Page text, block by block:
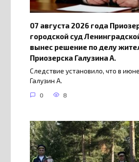
07 августа 2026 года
городской суд
вынес решение по делу
Приозерска Галузина А.
Следствие установило, что в
Галузин А.
0 8